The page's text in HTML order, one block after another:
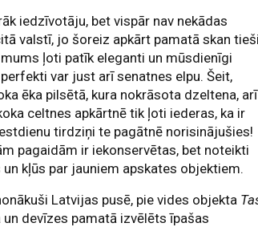
iedzīvotāju, bet vispār nav nekādas
valstī, jo šoreiz apkārt pamatā skan
ļoti patīk eleganti un mūsdienīgi
var just arī senatnes elpu. Šeit,
ēka pilsētā, kura nokrāsota dzeltena, arī
celtnes apkārtnē tik ļoti iederas, ka ir
tirdziņi te pagātnē norisinājušies!
pagaidām ir iekonservētas, bet noteikti
kļūs par jauniem apskates objektiem.
Latvijas pusē, pie vides objekta
un devīzes pamatā izvēlēts īpašas